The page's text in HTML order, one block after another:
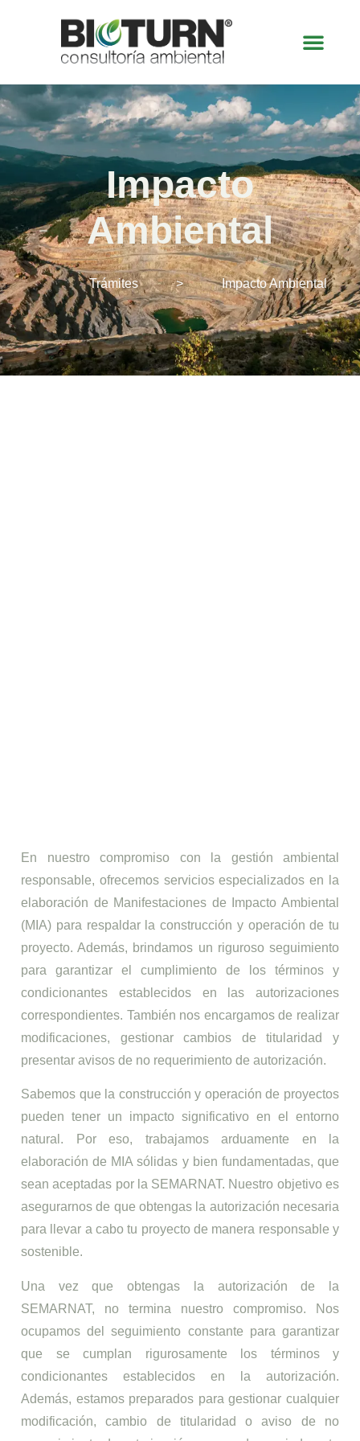
Impacto
Ambiental
Trámites > Impacto Ambiental
En nuestro compromiso con la gestión ambiental
responsable, ofrecemos servicios especializados en la
elaboración de Manifestaciones de Impacto Ambiental
(MIA) para respaldar la construcción y operación de tu
proyecto. Además, brindamos un riguroso seguimiento
para garantizar el cumplimiento de los términos y
condicionantes establecidos en las autorizaciones
correspondientes. También nos encargamos de realizar
modificaciones, gestionar cambios de titularidad y
presentar avisos de no requerimiento de autorización.
Sabemos que la construcción y operación de proyectos
pueden tener un impacto significativo en el entorno
natural. Por eso, trabajamos arduamente en la
elaboración de MIA sólidas y bien fundamentadas, que
sean aceptadas por la SEMARNAT. Nuestro objetivo es
asegurarnos de que obtengas la autorización necesaria
para llevar a cabo tu proyecto de manera responsable y
sostenible.
Una vez que obtengas la autorización de la
SEMARNAT, no termina nuestro compromiso. Nos
ocupamos del seguimiento constante para garantizar
que se cumplan rigurosamente los términos y
condicionantes establecidos en la autorización.
Además, estamos preparados para gestionar cualquier
modificación, cambio de titularidad o aviso de no